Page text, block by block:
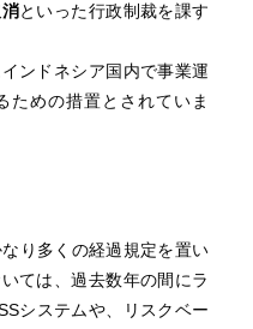
といった行政制裁を課す
ンドネシア国内で事業運
ための措置とされていま
り多くの経過規定を置い
ては、過去数年の間にラ
システムや、リスクベー